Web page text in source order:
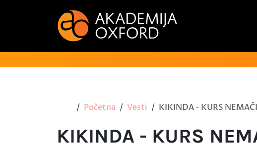
Početna Vesti KIKINDA - KURS
KIKINDA - KURS